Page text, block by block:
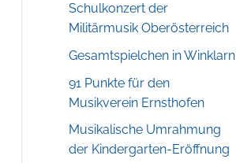
Schulkonzert der
Militärmusik Oberösterreich
Gesamtspielchen in Winklarn
91 Punkte für den
Musikverein Ernsthofen
Musikalische Umrahmung
der Kindergarten-Eröffnung